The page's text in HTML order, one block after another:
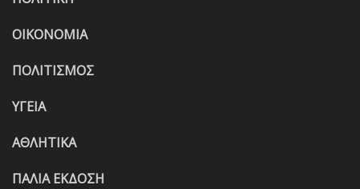
ΟΙΚΟΝΟΜΙΑ
ΠΟΛΙΤΙΣΜΟΣ
ΥΓΕΙΑ
ΑΘΛΗΤΙΚΑ
ΠΑΛΙΑ ΕΚΔΟΣΗ